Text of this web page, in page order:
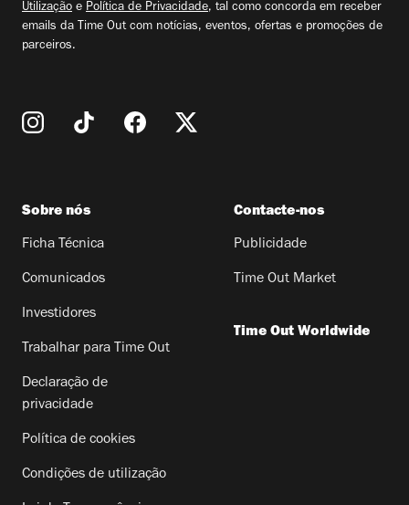
Utilização e Política de Privacidade, tal como concorda em receber
emails da Time Out com notícias, eventos, ofertas e promoções de
parceiros.
Sobre nós
Ficha Técnica
Comunicados
Investidores
Trabalhar para Time Out
Declaração de
privacidade
Política de cookies
Condições de utilização
Contacte-nos
Publicidade
Time Out Market
Time Out Worldwide